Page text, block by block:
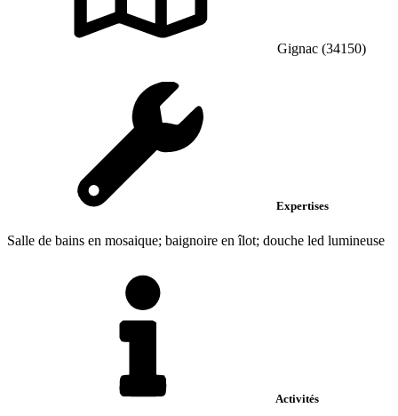
Gignac (34150)
Expertises
Salle de bains en mosaique; baignoire en îlot; douche led lumineuse
Activités